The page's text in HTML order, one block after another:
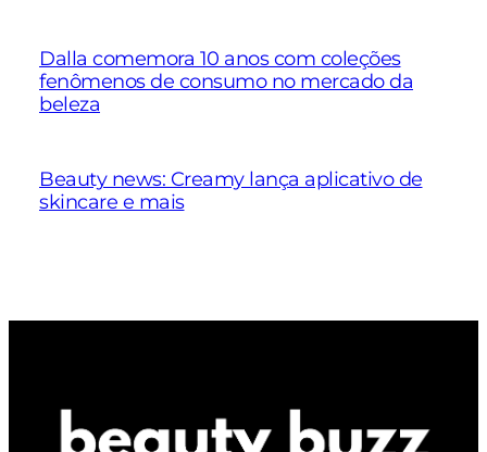
Dalla comemora 10 anos com coleções
fenômenos de consumo no mercado da
beleza
Beauty news: Creamy lança aplicativo de
skincare e mais